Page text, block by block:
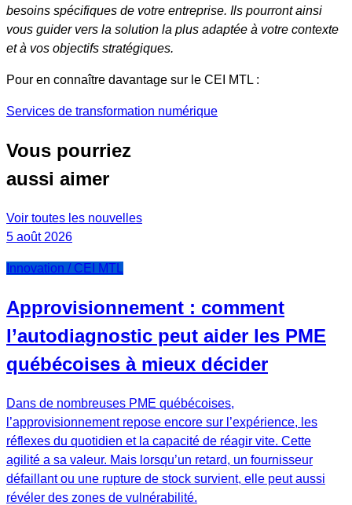
besoins spécifiques de votre entreprise. Ils pourront ainsi
vous guider vers la solution la plus adaptée à votre contexte
et à vos objectifs stratégiques.
Pour en connaître davantage sur le CEI MTL :
Services de transformation numérique
Vous pourriez
aussi aimer
Voir toutes les nouvelles
5 août 2026
Innovation / CEI MTL
Approvisionnement : comment
l’autodiagnostic peut aider les PME
québécoises à mieux décider
Dans de nombreuses PME québécoises,
l’approvisionnement repose encore sur l’expérience, les
réflexes du quotidien et la capacité de réagir vite. Cette
agilité a sa valeur. Mais lorsqu’un retard, un fournisseur
défaillant ou une rupture de stock survient, elle peut aussi
révéler des zones de vulnérabilité.